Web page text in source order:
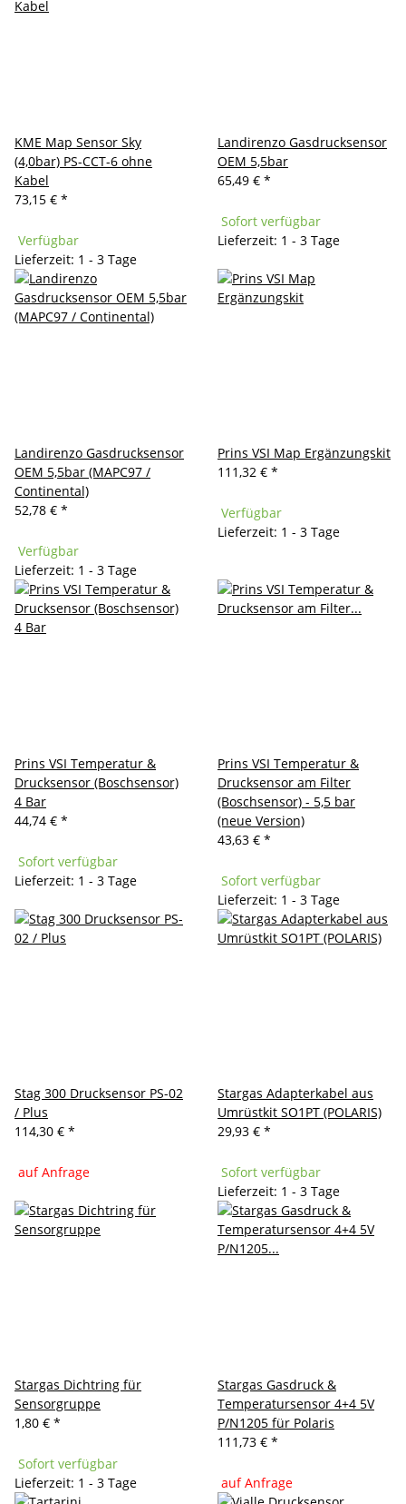
KME Map Sensor Sky
(4,0bar) PS-CCT-6 ohne
Kabel
73,15 € *
Verfügbar
Lieferzeit: 1 - 3 Tage
Landirenzo Gasdrucksensor
OEM 5,5bar
65,49 € *
Sofort verfügbar
Lieferzeit: 1 - 3 Tage
Landirenzo Gasdrucksensor
OEM 5,5bar (MAPC97 /
Continental)
52,78 € *
Verfügbar
Lieferzeit: 1 - 3 Tage
Prins VSI Map Ergänzungskit
111,32 € *
Verfügbar
Lieferzeit: 1 - 3 Tage
Prins VSI Temperatur &
Drucksensor (Boschsensor)
4 Bar
44,74 € *
Sofort verfügbar
Lieferzeit: 1 - 3 Tage
Prins VSI Temperatur &
Drucksensor am Filter
(Boschsensor) - 5,5 bar
(neue Version)
43,63 € *
Sofort verfügbar
Lieferzeit: 1 - 3 Tage
Stag 300 Drucksensor PS-02
/ Plus
114,30 € *
auf Anfrage
Stargas Adapterkabel aus
Umrüstkit SO1PT (POLARIS)
29,93 € *
Sofort verfügbar
Lieferzeit: 1 - 3 Tage
Stargas Dichtring für
Sensorgruppe
1,80 € *
Sofort verfügbar
Lieferzeit: 1 - 3 Tage
Stargas Gasdruck &
Temperatursensor 4+4 5V
P/N1205 für Polaris
111,73 € *
auf Anfrage